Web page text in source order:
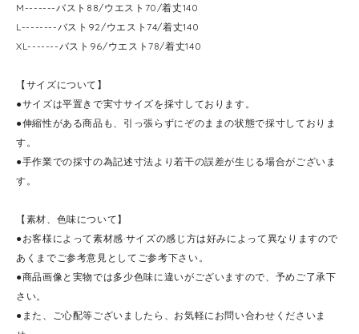
M-------バスト88/ウエスト70/着丈140
L--------バスト92/ウエスト74/着丈140
XL-------バスト96/ウエスト78/着丈140
【サイズについて】
●サイズは平置きで実寸サイズを採寸しております。
●伸縮性がある商品も、引っ張らずにぞのままの状態で採寸しておりま
す。
●手作業での採寸の為記述寸法より若干の誤差が生じる場合がございま
す。
【素材、色味について】
●お客様によって素材感·サイズの感じ方は好みによって異なりますので
あくまでご参考意見としてご参考下さい。
●商品画像と実物では多少色味に違いがございますので、予めご了承下
さい。
●また、ご心配等ございましたら、お気軽にお問い合わせくださいま